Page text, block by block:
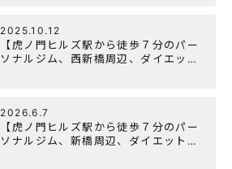
2025.10.12
【虎ノ門ヒルズ駅から徒歩７分のパー
ソナルジム、西新橋周辺、ダイエット
2026.6.7
【虎ノ門ヒルズ駅から徒歩７分のパー
ソナルジム、新橋周辺、ダイエットに